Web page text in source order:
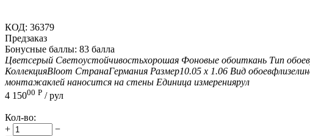
КОД: 36379
Предзаказ
Бонусные баллы: 83 балла
Цветсерый Светоустойчивостьхорошая Фоновые обоиткань Тип обоев
КоллекцияBloom СтранаГермания Размер10.05 х 1.06 Вид обоев
монтажаклей наносится на стены Единица измерениярул
4 15000 Р / рул
Кол-во:
+
−